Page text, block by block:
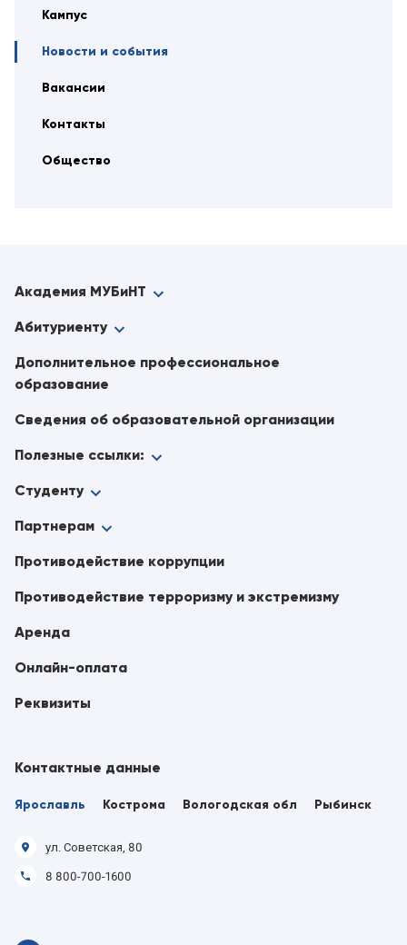
Кампус
Новости и события
Вакансии
Контакты
Общество
Академия МУБиНТ
Абитуриенту
Дополнительное профессиональное
образование
Сведения об образовательной организации
Полезные ссылки:
Студенту
Партнерам
Противодействие коррупции
Противодействие терроризму и экстремизму
Аренда
Онлайн-оплата
Реквизиты
Контактные данные
Ярославль Кострома Вологодская обл Рыбинск
ул. Советская, 80
8 800-700-1600